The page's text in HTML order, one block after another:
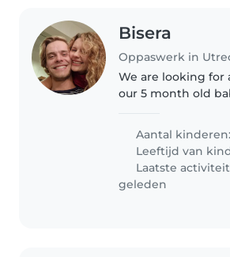
Bisera
Oppaswerk in
We are looking for
our 5 month old
in May (Tuesday and
Wednesday), and
week as of June
Tuesday,
Aantal kinderen:
Leeftijd van
Laatste
geleden